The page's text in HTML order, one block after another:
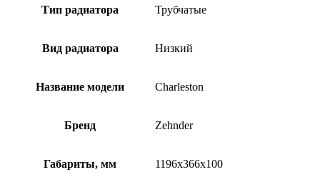
Тип радиатора Трубчатые
Вид радиатора Низкий
Название модели Charleston
Бренд Zehnder
Габариты, мм 1196x366x100